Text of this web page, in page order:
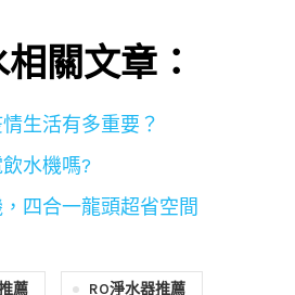
關文章：
生活有多重要？
水機嗎?
四合一龍頭超省空間
薦 RO淨水器推薦